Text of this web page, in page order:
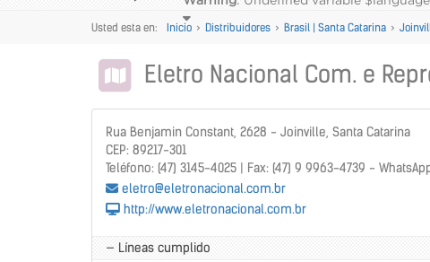
Usted esta en: Inicio > Distribuidores > Brasil | Santa Catarina >
Eletro Nacional Com. e
Rua Benjamin Constant, 2628 - Joinville, Santa Catarina
CEP: 89217-301
Teléfono: (47) 3145-4025 | Fax: (47) 9 9963-4739 -
eletro@eletronacional.com.br
http://www.eletronacional.com.br
— Líneas cumplido